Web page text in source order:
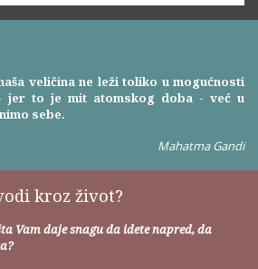
veličina ne leži toliko u mogućnosti
jer to je mit atomskog doba - već u
sebe.
Mahatma Gandi
kroz život?
Vam daje snagu da idete napred, da